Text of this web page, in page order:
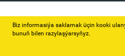
Biz informasiýa saklamak üçin kooki
bunuň bilen razylaşýarsyňyz.